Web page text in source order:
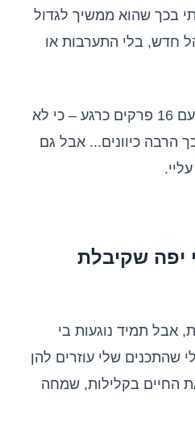
בכך שהוא ממשיך לגדול
חדש, בלי התערבות או
עם 16 פרקים כרגע – כי לא
הרבה כיוונים... אבל גם
יפה שקיבלת
אבל תמיד נוגעות בי
שהתכנים שלי עוזרים להן
החיים בקלילות, שמחה